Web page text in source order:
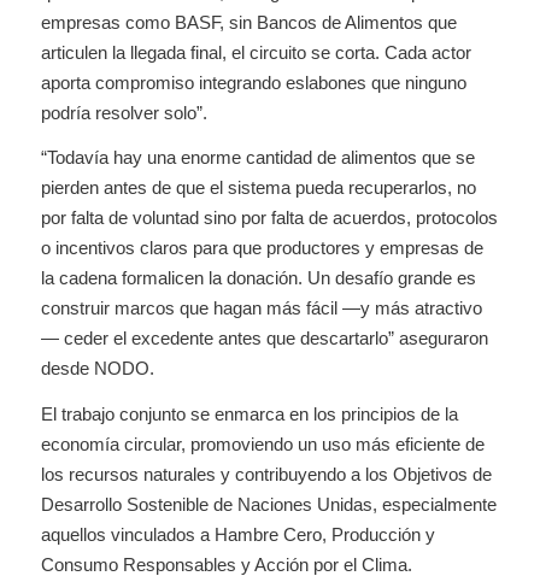
empresas como BASF, sin Bancos de Alimentos que
articulen la llegada final, el circuito se corta. Cada actor
aporta compromiso integrando eslabones que ninguno
podría resolver solo”.
“Todavía hay una enorme cantidad de alimentos que se
pierden antes de que el sistema pueda recuperarlos, no
por falta de voluntad sino por falta de acuerdos, protocolos
o incentivos claros para que productores y empresas de
la cadena formalicen la donación. Un desafío grande es
construir marcos que hagan más fácil —y más atractivo
— ceder el excedente antes que descartarlo” aseguraron
desde NODO.
El trabajo conjunto se enmarca en los principios de la
economía circular, promoviendo un uso más eficiente de
los recursos naturales y contribuyendo a los Objetivos de
Desarrollo Sostenible de Naciones Unidas, especialmente
aquellos vinculados a Hambre Cero, Producción y
Consumo Responsables y Acción por el Clima.